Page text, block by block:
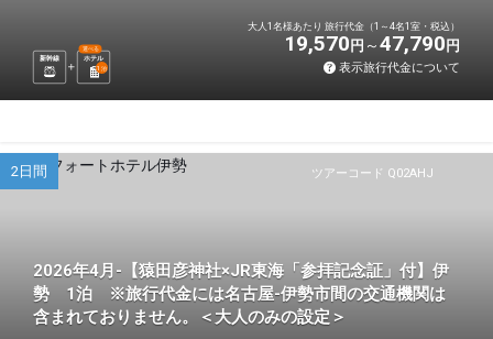
新幹線 ホテル
選べる
1 泊
大人1名様あたり 旅行代金（1～4名1室・税込）
19,570 円 47,790 円
表示旅行代金について
ツアーコード Q02AHJ
2日間
2026年4月-【猿田彦神社×JR東海「参拝記念証」付】伊
勢 1泊 ※旅行代金には名古屋-伊勢市間の交通機関は
含まれておりません。＜大人のみの設定＞